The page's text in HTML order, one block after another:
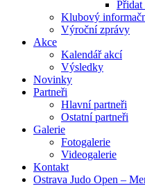
Přidat
Klubový
Výroční zprávy
Akce
Kalendář akcí
Výsledky
Novinky
Partneři
Hlavní partneři
Ostatní partneři
Galerie
Fotogalerie
Videogalerie
Kontakt
Ostrava Judo Open –